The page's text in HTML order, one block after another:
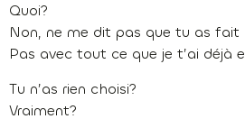
Quoi?
Non, ne me dit pas que tu as fait
Pas avec tout ce que je t’ai déjà
Tu n’as rien choisi?
Vraiment?